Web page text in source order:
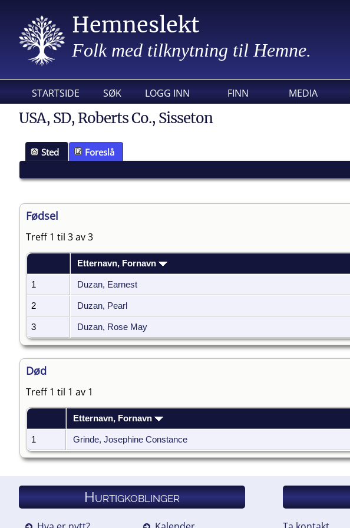
Hemneslekt
Folk med tilknytning til Hemne.
STARTSIDE SØK LOGG INN FINN MEDIA
USA, SD, Roberts Co., Sisseton
Sted Foreslå
Fødsel
Treff 1 til 3 av 3
Etternavn, Fornavn
1 Duzan, Earnest
2 Duzan, Pearl
3 Duzan, Rose May
Død
Treff 1 til 1 av 1
Etternavn, Fornavn
1 Grinde, Josephine Constance
Hurtigkoblinger